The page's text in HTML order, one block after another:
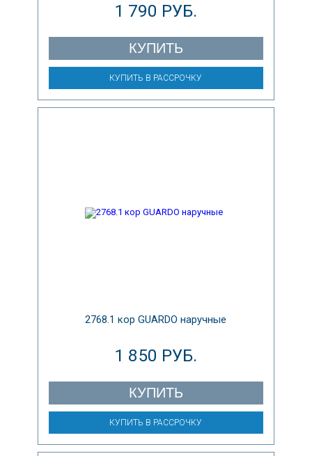
1 790 РУБ.
КУПИТЬ
КУПИТЬ В РАССРОЧКУ
2768.1 кор GUARDO наручные
1 850 РУБ.
КУПИТЬ
КУПИТЬ В РАССРОЧКУ